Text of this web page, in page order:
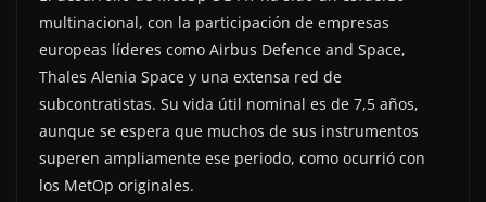
multinacional, con la participación de empresas
europeas líderes como Airbus Defence and Space,
Thales Alenia Space y una extensa red de
subcontratistas. Su vida útil nominal es de 7,5 años,
aunque se espera que muchos de sus instrumentos
superen ampliamente ese periodo, como ocurrió con
los MetOp originales.